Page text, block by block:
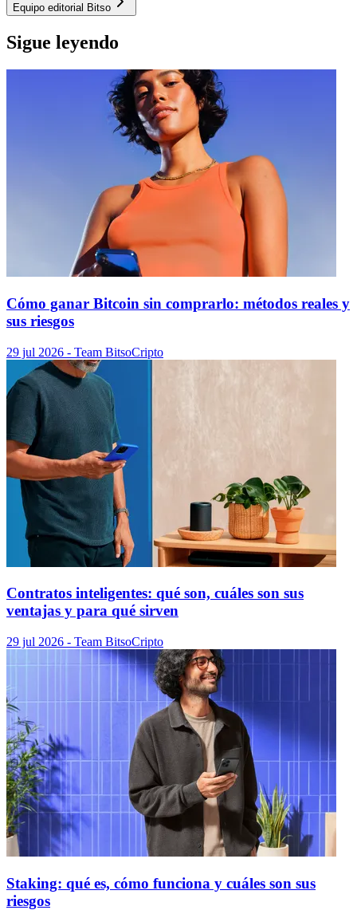
Equipo editorial Bitso
Sigue leyendo
Cómo ganar Bitcoin sin comprarlo: métodos reales y
sus riesgos
29 jul 2026 - Team BitsoCripto
Contratos inteligentes: qué son, cuáles son sus
ventajas y para qué sirven
29 jul 2026 - Team BitsoCripto
Staking: qué es, cómo funciona y cuáles son sus
riesgos